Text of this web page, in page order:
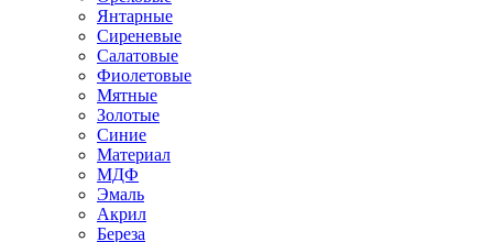
Янтарные
Сиреневые
Салатовые
Фиолетовые
Мятные
Золотые
Синие
Материал
МДФ
Эмаль
Акрил
Береза